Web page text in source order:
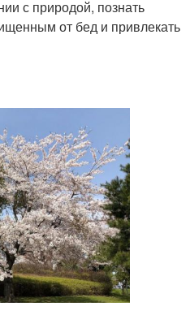
с природой, познать
от бед и привлекать